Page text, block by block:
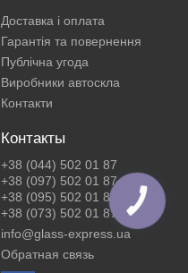
Доставка і оплата
Гарантія та повернення
Публічна угода
Виробники автоскла
Контакти
Контакты
+38 (044) 502 01 87
+38 (097) 502 01 87
+38 (095) 502 01 87
+38 (073) 502 01 87
info@glass-express.ua
Обратная связь
КНОПКА
ЗВ'ЯЗКУ